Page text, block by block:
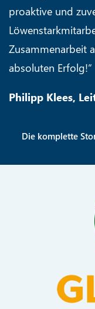
proaktive und
Zusammenarbeit
absoluten Erfolg!“
Philipp Klees,
Die komplette